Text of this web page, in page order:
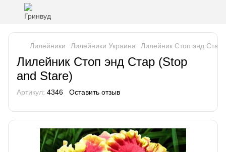
Лилейники Лилейники Украина Лилейник Стоп энд Стар
Лилейник Стоп энд Стар (Stop
and Stare)
Артикул: 4346 Оставить отзыв